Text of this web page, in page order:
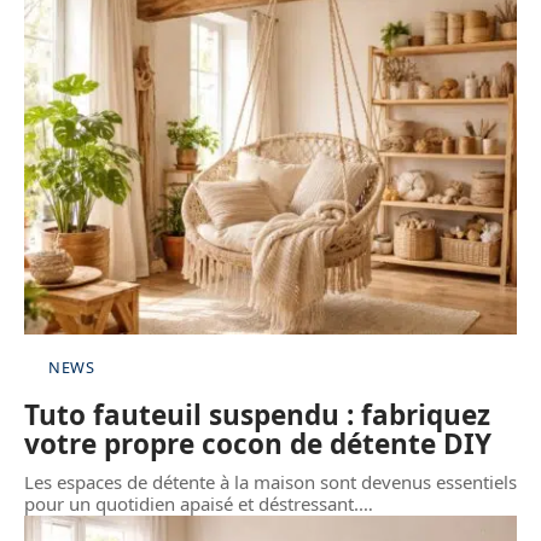
NEWS
Tuto fauteuil suspendu : fabriquez
votre propre cocon de détente DIY
Les espaces de détente à la maison sont devenus essentiels
pour un quotidien apaisé et déstressant.…